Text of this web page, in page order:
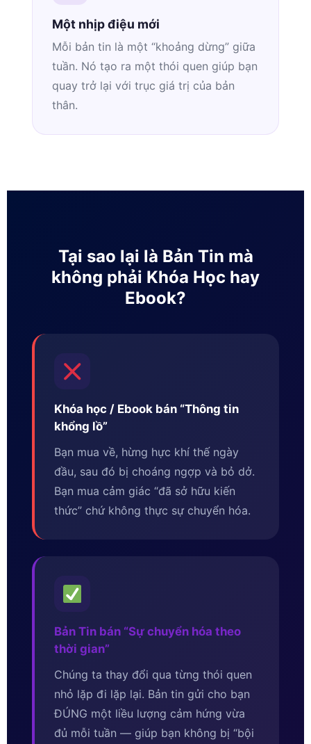
Một nhịp điệu mới
Mỗi bản tin là một “khoảng dừng” giữa
tuần. Nó tạo ra một thói quen giúp bạn
quay trở lại với trục giá trị của bản
thân.
Tại sao lại là Bản Tin mà
không phải Khóa Học hay
Ebook?
Khóa học / Ebook bán “Thông tin
khổng lồ”
Bạn mua về, hừng hực khí thế ngày
đầu, sau đó bị choáng ngợp và bỏ dở.
Bạn mua cảm giác “đã sở hữu kiến
thức” chứ không thực sự chuyển hóa.
Bản Tin bán “Sự chuyển hóa theo
thời gian”
Chúng ta thay đổi qua từng thói quen
nhỏ lặp đi lặp lại. Bản tin gửi cho bạn
ĐÚNG một liều lượng cảm hứng vừa
đủ mỗi tuần — giúp bạn không bị “bội